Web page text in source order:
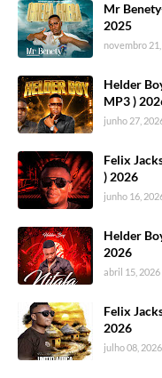
Mr
2025
novembro
Helder
MP3 )
junho 27,
Felix
) 2026
junho 16,
Helder
2026
abril 15, 2026
Felix
2026
julho 08, 2026